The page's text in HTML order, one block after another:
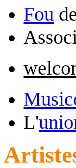
Fou
L'